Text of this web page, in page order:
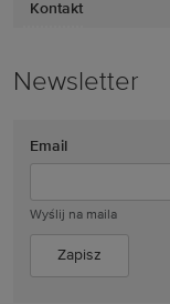
Kontakt
Newsletter
Email
Wyślij na maila